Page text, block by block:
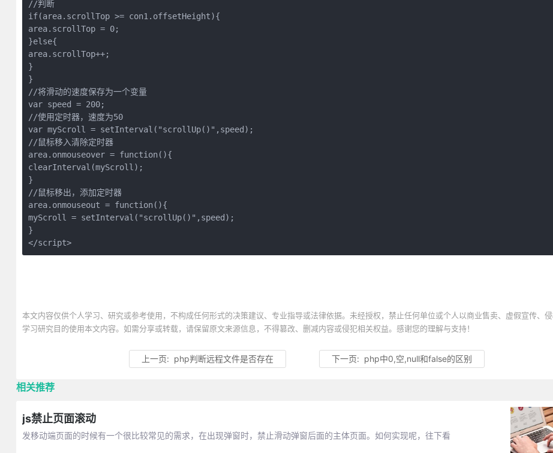
//判断
if(area.scrollTop >= con1.offsetHeight){
area.scrollTop = 0;
}else{
area.scrollTop++;
}
}
//将滑动的速度保存为一个变量
var speed = 200;
//使用定时器，速度为50
var myScroll = setInterval("scrollUp()",speed);
//鼠标移入清除定时器
area.onmouseover = function(){
clearInterval(myScroll);
}
//鼠标移出，添加定时器
area.onmouseout = function(){
myScroll = setInterval("scrollUp()",speed);
}
</script>
本文内容仅供个人学习、研究或参考使用，不构成任何形式的决策建议、专业指导或法律依据。未经授权，禁止任何单位或个人以商业售卖、虚假宣传、
学习研究目的使用本文内容。如需分享或转载，请保留原文来源信息，不得篡改、删减内容或侵犯相关权益。感谢您的理解与支持！
上一页: php判断远程文件是否存在 下一页: php中0,空,null和false的区别
相关推荐
js禁止页面滚动
发移动端页面的时候有一个很比较常见的需求，在出现弹窗时，禁止滑动弹窗后面的主体页面。如何实现呢，往下看